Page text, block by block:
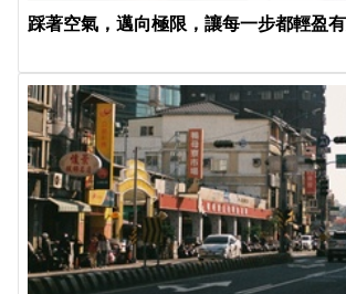
踩著空氣，邁向極限，讓每一步都輕盈